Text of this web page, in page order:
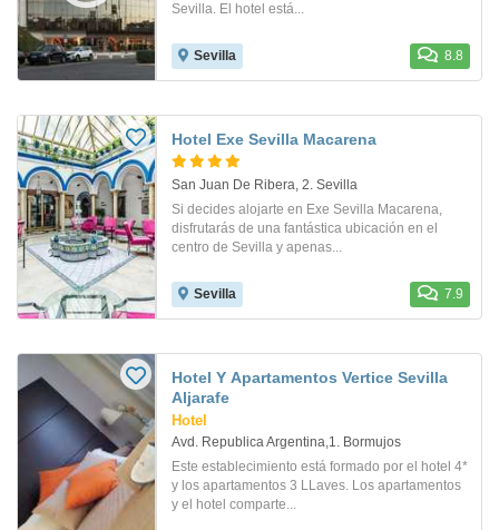
Sevilla. El hotel está...
Sevilla 8.8
Hotel Exe Sevilla Macarena
San Juan De Ribera, 2. Sevilla
Si decides alojarte en Exe Sevilla Macarena,
disfrutarás de una fantástica ubicación en el
centro de Sevilla y apenas...
Sevilla 7.9
Hotel Y Apartamentos Vertice Sevilla
Aljarafe
Hotel
Avd. Republica Argentina,1. Bormujos
Este establecimiento está formado por el hotel 4*
y los apartamentos 3 LLaves. Los apartamentos
y el hotel comparte...